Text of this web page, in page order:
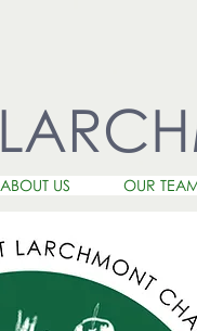
ABOUT US OUR